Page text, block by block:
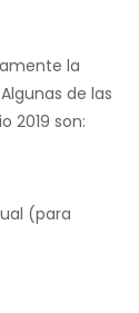
la
de las
2019 son:
(para